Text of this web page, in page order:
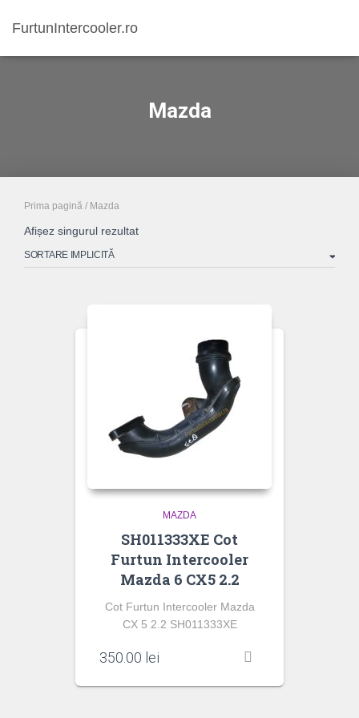
FurtunIntercooler.ro
Mazda
Prima pagină / Mazda
Afișez singurul rezultat
MAZDA
SH011333XE Cot
Furtun Intercooler
Mazda 6 CX5 2.2
Cot Furtun Intercooler Mazda
CX 5 2.2 SH011333XE
350.00 lei